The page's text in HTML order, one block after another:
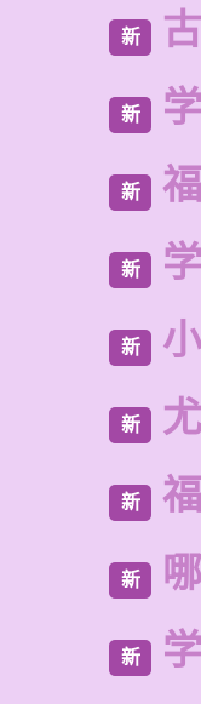
新
新
新
新
新
新
新
新
新